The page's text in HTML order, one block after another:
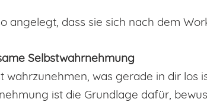
angelegt, dass sie sich nach dem
Selbstwahrnehmung
wahrzunehmen, was gerade in dir los
ist die Grundlage dafür,